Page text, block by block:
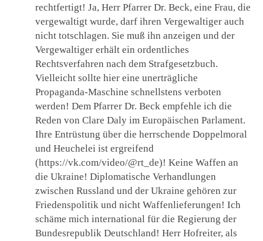
rechtfertigt! Ja, Herr Pfarrer Dr. Beck, eine Frau, die
vergewaltigt wurde, darf ihren Vergewaltiger auch
nicht totschlagen. Sie muß ihn anzeigen und der
Vergewaltiger erhält ein ordentliches
Rechtsverfahren nach dem Strafgesetzbuch.
Vielleicht sollte hier eine unerträgliche
Propaganda-Maschine schnellstens verboten
werden! Dem Pfarrer Dr. Beck empfehle ich die
Reden von Clare Daly im Europäischen Parlament.
Ihre Entrüstung über die herrschende Doppelmoral
und Heuchelei ist ergreifend
(https://vk.com/video/@rt_de)! Keine Waffen an
die Ukraine! Diplomatische Verhandlungen
zwischen Russland und der Ukraine gehören zur
Friedenspolitik und nicht Waffenlieferungen! Ich
schäme mich international für die Regierung der
Bundesrepublik Deutschland! Herr Hofreiter, als